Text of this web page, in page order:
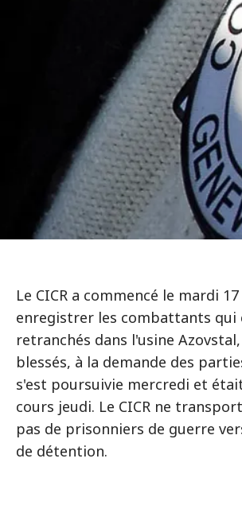
Le CICR a commencé le mardi
enregistrer les combattants qui
retranchés dans l'usine
blessés, à la demande des
s'est poursuivie mercredi et
cours jeudi. Le CICR ne
pas de prisonniers de guerre
de détention.